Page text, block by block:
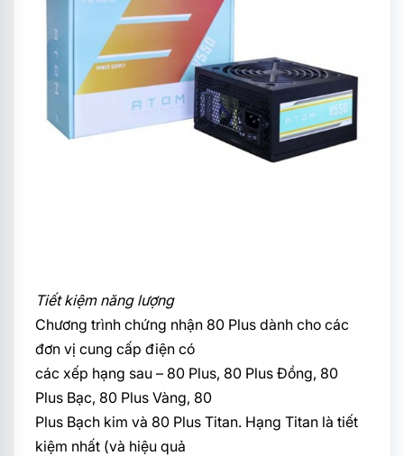
Tiết kiệm năng lượng
Chương trình chứng nhận 80 Plus dành cho các
đơn vị cung cấp điện có
các xếp hạng sau – 80 Plus, 80 Plus Đồng, 80
Plus Bạc, 80 Plus Vàng, 80
Plus Bạch kim và 80 Plus Titan. Hạng Titan là tiết
kiệm nhất (và hiệu quả